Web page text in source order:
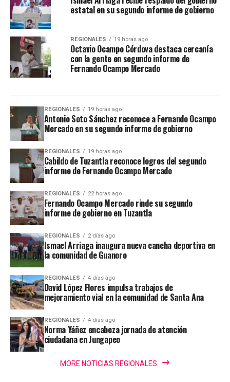
estatal en su segundo informe de gobierno
REGIONALES 19 horas ago
Octavio Ocampo Córdova destaca cercanía
con la gente en segundo informe de
Fernando Ocampo Mercado
REGIONALES 19 horas ago
Antonio Soto Sánchez reconoce a Fernando Ocampo
Mercado en su segundo informe de gobierno
REGIONALES 19 horas ago
Cabildo de Tuzantla reconoce logros del segundo
informe de Fernando Ocampo Mercado
REGIONALES 22 horas ago
Fernando Ocampo Mercado rinde su segundo
informe de gobierno en Tuzantla
REGIONALES 2 días ago
Ismael Arriaga inaugura nueva cancha deportiva en
la comunidad de Guanoro
REGIONALES 4 días ago
David López Flores impulsa trabajos de
mejoramiento vial en la comunidad de Santa Ana
REGIONALES 4 días ago
Norma Yáñez encabeza jornada de atención
ciudadana en Jungapeo
MORE NOTICIAS REGIONALES